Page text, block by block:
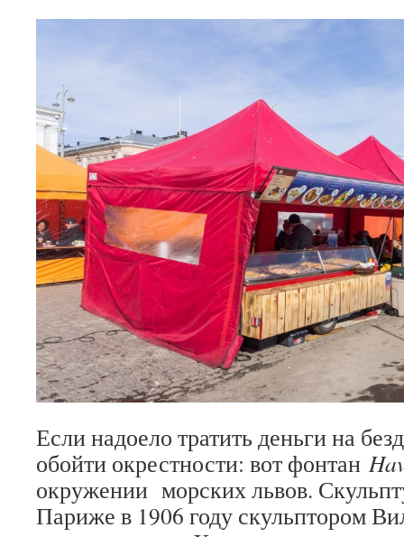
Если надоело тратить деньги на
обойти окрестности: вот фонтан
окружении морских львов.
Париже в 1906 году скульптором